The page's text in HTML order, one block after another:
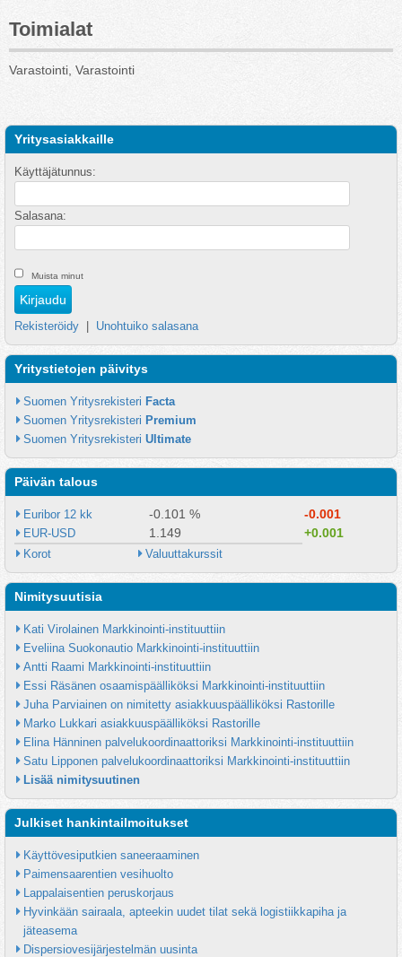
Toimialat
Varastointi, Varastointi
Yritysasiakkaille
Käyttäjätunnus:
Salasana:
Muista minut
Rekisteröidy Unohtuiko salasana
Yritystietojen päivitys
Suomen Yritysrekisteri Facta
Suomen Yritysrekisteri Premium
Suomen Yritysrekisteri Ultimate
Päivän talous
Euribor 12 kk -0.101 % -0.001
EUR-USD 1.149 +0.001
Korot Valuuttakurssit
Nimitysuutisia
Kati Virolainen Markkinointi-instituuttiin
Eveliina Suokonautio Markkinointi-instituuttiin
Antti Raami Markkinointi-instituuttiin
Essi Räsänen osaamispäälliköksi Markkinointi-instituuttiin
Juha Parviainen on nimitetty asiakkuuspäälliköksi Rastorille
Marko Lukkari asiakkuuspäälliköksi Rastorille
Elina Hänninen palvelukoordinaattoriksi Markkinointi-instituuttiin
Satu Lipponen palvelukoordinaattoriksi Markkinointi-instituuttiin
Lisää nimitysuutinen
Julkiset hankintailmoitukset
Käyttövesiputkien saneeraaminen
Paimensaarentien vesihuolto
Lappalaisentien peruskorjaus
Hyvinkään sairaala, apteekin uudet tilat sekä logistiikkapiha ja
jäteasema
Dispersiovesijärjestelmän uusinta